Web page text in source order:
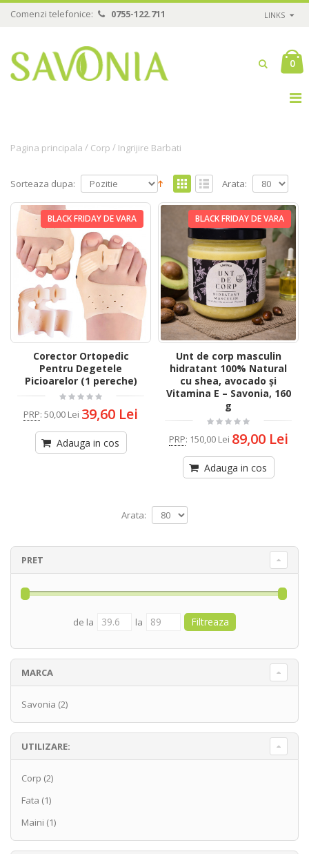
Comenzi telefonice: 0755-122.711 LINKS
0
Pagina principala / Corp / Ingrijire Barbati
Sorteaza dupa: Arata:
BLACK FRIDAY DE VARA
Corector Ortopedic
Pentru Degetele
Picioarelor (1 pereche)
PRP: 50,00 Lei 39,60 Lei
Adauga in cos
BLACK FRIDAY DE VARA
Unt de corp masculin
hidratant 100% Natural
cu shea, avocado și
Vitamina E – Savonia, 160
g
PRP: 150,00 Lei 89,00 Lei
Adauga in cos
Arata:
PRET
de la la
MARCA
Savonia (2)
UTILIZARE:
Corp (2)
Fata (1)
Maini (1)